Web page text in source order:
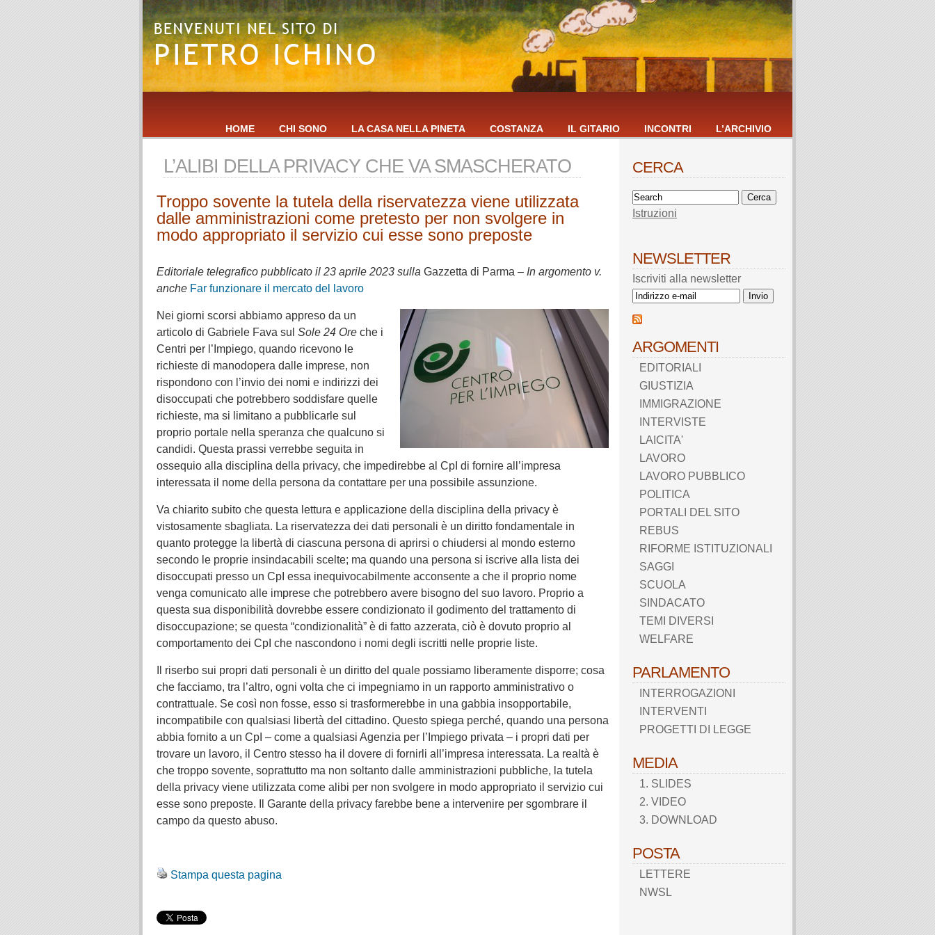
HOME CHI SONO LA CASA NELLA PINETA COSTANZA IL GITARIO INCONTRI L’ARCHIVIO
L’ALIBI DELLA PRIVACY CHE VA SMASCHERATO
Troppo sovente la tutela della riservatezza viene utilizzata
dalle amministrazioni come pretesto per non svolgere in
modo appropriato il servizio cui esse sono preposte
Editoriale telegrafico pubblicato il 23 aprile 2023 sulla Gazzetta di Parma – In argomento v.
anche Far funzionare il mercato del lavoro
Nei giorni scorsi abbiamo appreso da un
articolo di Gabriele Fava sul Sole 24 Ore che i
Centri per l’Impiego, quando ricevono le
richieste di manodopera dalle imprese, non
rispondono con l’invio dei nomi e indirizzi dei
disoccupati che potrebbero soddisfare quelle
richieste, ma si limitano a pubblicarle sul
proprio portale nella speranza che qualcuno si
candidi. Questa prassi verrebbe seguita in
ossequio alla disciplina della privacy, che impedirebbe al CpI di fornire all’impresa
interessata il nome della persona da contattare per una possibile assunzione.
Va chiarito subito che questa lettura e applicazione della disciplina della privacy è
vistosamente sbagliata. La riservatezza dei dati personali è un diritto fondamentale in
quanto protegge la libertà di ciascuna persona di aprirsi o chiudersi al mondo esterno
secondo le proprie insindacabili scelte; ma quando una persona si iscrive alla lista dei
disoccupati presso un CpI essa inequivocabilmente acconsente a che il proprio nome
venga comunicato alle imprese che potrebbero avere bisogno del suo lavoro. Proprio a
questa sua disponibilità dovrebbe essere condizionato il godimento del trattamento di
disoccupazione; se questa “condizionalità” è di fatto azzerata, ciò è dovuto proprio al
comportamento dei CpI che nascondono i nomi degli iscritti nelle proprie liste.
Il riserbo sui propri dati personali è un diritto del quale possiamo liberamente disporre; cosa
che facciamo, tra l’altro, ogni volta che ci impegniamo in un rapporto amministrativo o
contrattuale. Se così non fosse, esso si trasformerebbe in una gabbia insopportabile,
incompatibile con qualsiasi libertà del cittadino. Questo spiega perché, quando una persona
abbia fornito a un CpI – come a qualsiasi Agenzia per l’Impiego privata – i propri dati per
trovare un lavoro, il Centro stesso ha il dovere di fornirli all’impresa interessata. La realtà è
che troppo sovente, soprattutto ma non soltanto dalle amministrazioni pubbliche, la tutela
della privacy viene utilizzata come alibi per non svolgere in modo appropriato il servizio cui
esse sono preposte. Il Garante della privacy farebbe bene a intervenire per sgombrare il
campo da questo abuso.
Stampa questa pagina
CERCA
Istruzioni
NEWSLETTER
Iscriviti alla newsletter
ARGOMENTI
EDITORIALI
GIUSTIZIA
IMMIGRAZIONE
INTERVISTE
LAICITA'
LAVORO
LAVORO PUBBLICO
POLITICA
PORTALI DEL SITO
REBUS
RIFORME ISTITUZIONALI
SAGGI
SCUOLA
SINDACATO
TEMI DIVERSI
WELFARE
PARLAMENTO
INTERROGAZIONI
INTERVENTI
PROGETTI DI LEGGE
MEDIA
1. SLIDES
2. VIDEO
3. DOWNLOAD
POSTA
LETTERE
NWSL